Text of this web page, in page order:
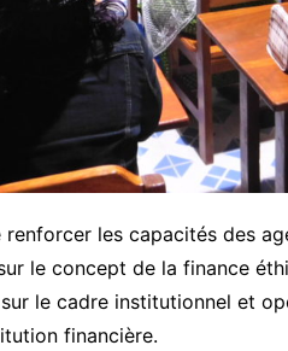
les capacités des
le concept de la finance
le cadre institutionnel et
financière.